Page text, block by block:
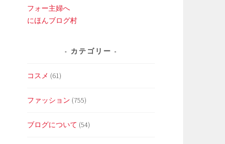
にほんブログ村
カテゴリー
コスメ (61)
ファッション (755)
ブログについて (54)